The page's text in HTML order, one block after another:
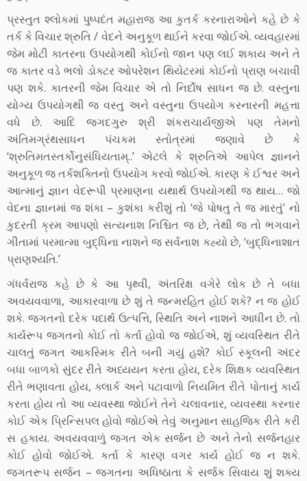
પ્રસ્તુત શ્લોકમાં પુષ્પદંત મહારાજ આ કુતર્ક કરનારાઓને કહે છે કે
તર્ક કે વિચાર શ્રુતિ / વેદને અનુકૂળ થઈને કરવા જોઈએ. વ્યવહારમાં
જેમ મોટી કાતરના ઉપયોગથી કોઈનો જાન પણ લઈ શકાય અને તે
જ કાતર વડે ભલો ડોક્ટર ઓપરેશન થિયેટરમાં કોઈનો પ્રાણ બચાવી
પણ શકે. કાતરની જેમ વિચાર એ તો નિર્દોષ સાધન જ છે. વસ્તુના
યોગ્ય ઉપયોગથી જ વસ્તુ અને વસ્તુના ઉપયોગ કરનારની મહત્તા
વધે છે. આદિ જગદગુરુ શ્રી શંકરાચાર્યજીએ પણ તેમનો
અંતિમગ્રંથસાધન પંચકમ સ્તોત્રમાં જણાવે છે કે
‘શ્રુતિમતસ્તર્કોનુસંધિયતામ્..’ એટલે કે શ્રુતિએ આપેલ જ્ઞાનને
અનુકૂળ જ તર્કશક્તિનો ઉપયોગ કરવો જોઈએ. કારણ કે ઈશ્વર અને
આત્માનું જ્ઞાન વેદરૂપી પ્રમાણના યથાર્થ ઉપયોગથી જ થાય… જો
વેદના જ્ઞાનમાં જ શંકા – કુશંકા કરીશું તો ‘જે પોષતુ તે જ મારતું’ નો
કુદરતી ક્રમ આપણો સત્યનાશ નિશ્ચિત જ છે, તેથી જ તો ભગવાને
ગીતામાં પરમાત્મા બુદ્ધિના નાશને જ સર્વનાશ કહ્યો છે, ‘બુદ્ધિનાશાત
પ્રાણશ્યતિ.’
ગંધર્વરાજ કહે છે કે આ પૃથ્વી, અંતરિક્ષ વગેરે લોક છે તે બધા
અવયવવાળા, આકારવાળા છે શું તે જન્મરહિત હોઈ શકે? ન જ હોઈ
શકે. જગતનો દરેક પદાર્થ ઉત્પત્તિ, સ્થિતિ અને નાશને આધીન છે. તો
કાર્યરૂપ જગતનો કોઈ તો કર્તા હોવો જ જોઈએ, શું વ્યવસ્થિત રીતે
ચાલતું જગત આકસ્મિક રીતે બની ગયું હશે? કોઈ સ્કૂલની અંદર
બધા બાળકો સુંદર રીતે અધ્યયન કરતા હોય, દરેક શિક્ષક વ્યવસ્થિત
રીતે ભણાવતા હોય, ક્લાર્ક અને પટાવાળો નિયમિત રીતે પોતાનું કાર્ય
કરતા હોય તો આ વ્યવસ્થા જોઈને તેને ચલાવનાર, વ્યવસ્થા કરનાર
કોઈ એક પ્રિન્સિપલ હોવો જોઈએ તેવું અનુમાન સાહજિક રીતે કરી
સ હકાય. અવયવવાળું જગત એક સર્જન છે અને તેનો સર્જનહાર
કોઈ હોવો જોઈએ. કર્તા કે કારણ વગર કાર્ય હોઈ જ ન શકે.
જગતરૂપ સર્જન – જગતના અધિષ્ઠાતા કે સર્જક સિવાય શું શક્ય